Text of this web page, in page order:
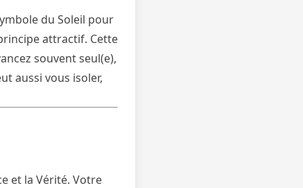
du Soleil pour
attractif. Cette
souvent seul(e),
aussi vous isoler,
et la Vérité. Votre